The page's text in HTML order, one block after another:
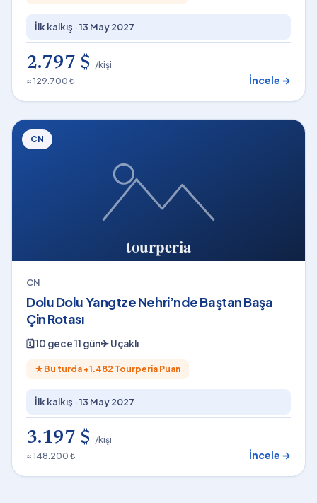
İlk kalkış ·13 May 2027
2.797 $ /kişi
≈ 129.700 ₺
İncele →
CN
CN
Dolu Dolu Yangtze Nehri’nde Baştan Başa
Çin Rotası
🗓10 gece 11 gün✈Uçaklı
★ Bu turda +1.482 Tourperia Puan
İlk kalkış ·13 May 2027
3.197 $ /kişi
≈ 148.200 ₺
İncele →